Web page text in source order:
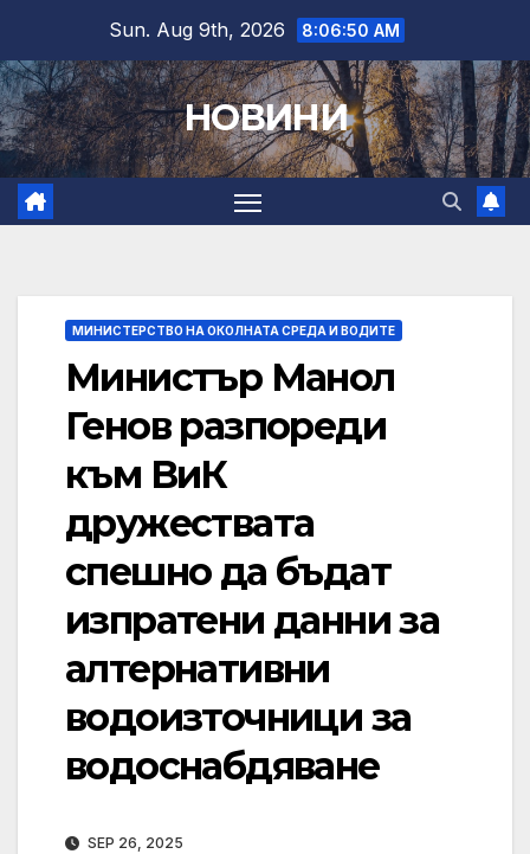
content
Sun. Aug 9th, 2026 8:06:51 AM
НОВИНИ
МИНИСТЕРСТВО НА ОКОЛНАТА СРЕДА И ВОДИТЕ
Министър Манол
Генов разпореди
към ВиК
дружествата
спешно да бъдат
изпратени данни за
алтернативни
водоизточници за
водоснабдяване
SEP 26, 2025